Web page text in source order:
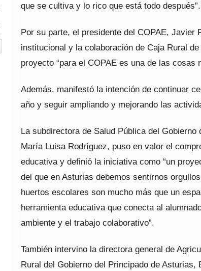
que se cultiva y lo rico que está todo después”.
Por su parte, el presidente del COPAE, Javier
institucional y la colaboración de Caja Rural
proyecto “para el COPAE es una de las cosas
Además, manifestó la intención de continuar
año y seguir ampliando y mejorando las
La subdirectora de Salud Pública del Gobierno
María Luisa Rodríguez, puso en valor el
educativa y definió la iniciativa como “un
del que en Asturias debemos sentirnos
huertos escolares son mucho más que un
herramienta educativa que conecta al
ambiente y el trabajo colaborativo”.
También intervino la directora general de
Rural del Gobierno del Principado de Asturias,